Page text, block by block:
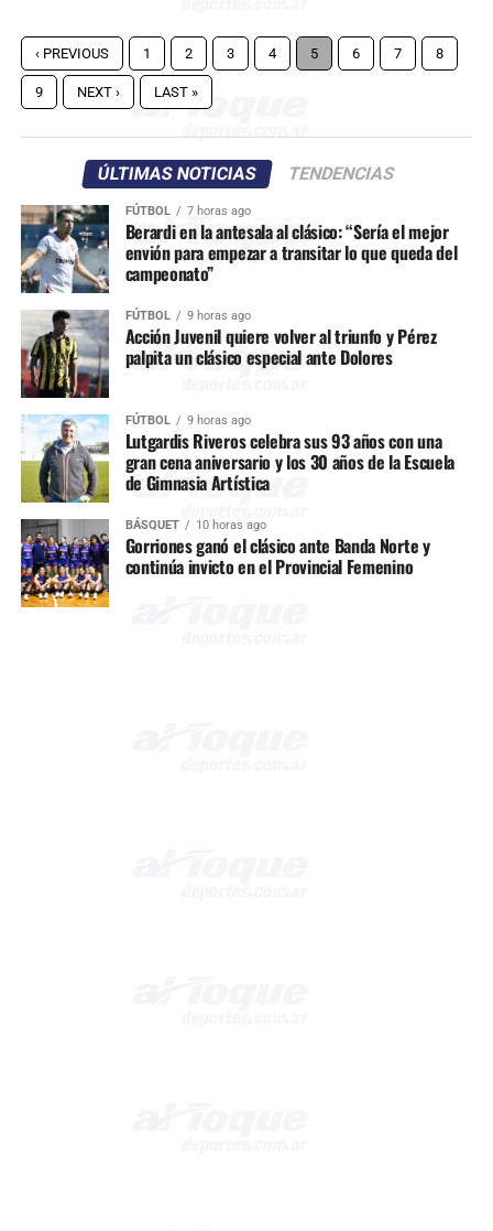
‹ PREVIOUS 1 2 3 4 5 6 7 8
9 NEXT › LAST »
ÚLTIMAS NOTICIAS TENDENCIAS
FÚTBOL 7 horas ago
Berardi en la antesala al clásico: “Sería el mejor
envión para empezar a transitar lo que queda del
campeonato”
FÚTBOL 9 horas ago
Acción Juvenil quiere volver al triunfo y Pérez
palpita un clásico especial ante Dolores
FÚTBOL 9 horas ago
Lutgardis Riveros celebra sus 93 años con una
gran cena aniversario y los 30 años de la Escuela
de Gimnasia Artística
BÁSQUET 10 horas ago
Gorriones ganó el clásico ante Banda Norte y
continúa invicto en el Provincial Femenino